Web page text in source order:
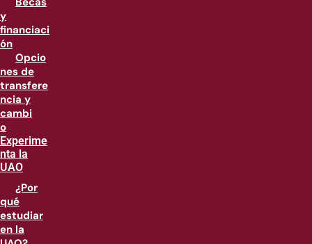
y
financiaci
ón
Opcio
nes de
transfere
ncia y
cambi
o
Experime
nta la
UAO
¿Por
qué
estudiar
en la